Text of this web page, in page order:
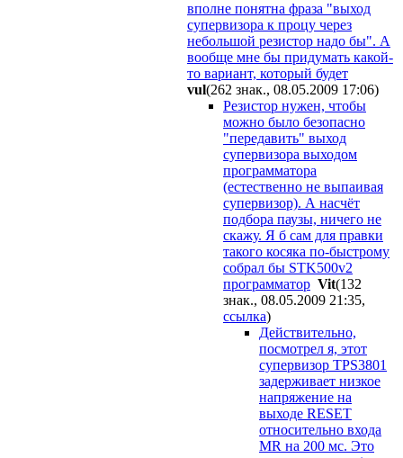
вполне понятна фраза "выход
супервизора к процу через
небольшой резистор надо бы". А
вообще мне бы придумать какой-
то вариант, который будет
vul(262 знак., 08.05.2009 17:06)
Резистор нужен, чтобы
можно было безопасно
"передавить" выход
супервизора выходом
программатора
(естественно не выпаивая
супервизор). А насчёт
подбора паузы, ничего не
скажу. Я б сам для правки
такого косяка по-быстрому
собрал бы STK500v2
программатор Vit(132
знак., 08.05.2009 21:35,
ссылка)
Действительно,
посмотрел я, этот
супервизор TPS3801
задерживает низкое
напряжение на
выходе RESET
относительно входа
MR на 200 мс. Это